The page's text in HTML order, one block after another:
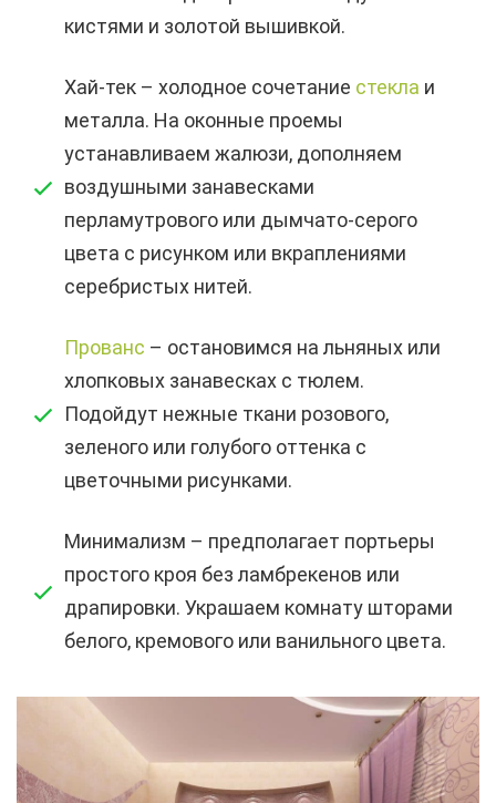
кистями и золотой вышивкой.
Хай-тек – холодное сочетание стекла и
металла. На оконные проемы
устанавливаем жалюзи, дополняем
воздушными занавесками
перламутрового или дымчато-серого
цвета с рисунком или вкраплениями
серебристых нитей.
Прованс – остановимся на льняных или
хлопковых занавесках с тюлем.
Подойдут нежные ткани розового,
зеленого или голубого оттенка с
цветочными рисунками.
Минимализм – предполагает портьеры
простого кроя без ламбрекенов или
драпировки. Украшаем комнату шторами
белого, кремового или ванильного цвета.